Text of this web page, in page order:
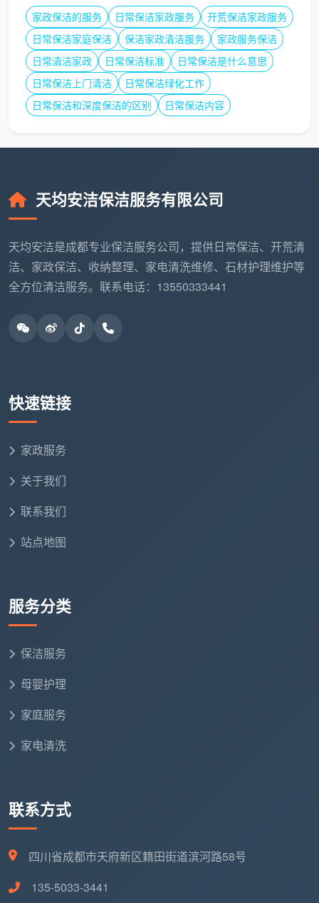
含：2个熟练保洁员连续工作7-8小时、大功率吸尘器和
全套专业工具、进口中性清洁剂、12项精保洁逐项验
收、72小时售后返工保障。
把这1300元拆开看：每人每小时约80-90元，包含
了人工、设备折旧、进口耗材和售后承诺。在成都，一
个普通日常保洁阿姨一小时也要50-60元，她手里只有
再回头问那个问题—— 100平开荒保洁收800元贵
的东西，完全是两套不同的服务。如果你在比的是“真正
能入住的标准”，那800元不是“便宜”，而是“不够”。
做表面四件事，漏掉的项目要自己买单；另一本是1300
元对应的12项精保洁——窗轨、柜内、漆点、五金件、
售后全包，合同锁定总价。
在成都天均安洁保洁，我们不会告诉你800元是贵
字列出来，让你自己对照、自己判断。准备给100平新
家做开荒的朋友，拿这两张清单去问任何一家公司——
家政保洁的服务 日常保洁家政服务
开荒保洁家政服务
日常保洁家庭保洁
保洁家政清洁服务
家政服务保洁
日常清洁家政
日常保洁标准
日常保洁是什么意思
日常保洁上门清洁
日常保洁绿化工作
日常保洁和深度保洁的区别
日常保洁内容
天均安洁保洁服务有限公司
天均安洁是成都专业保洁服务公司，提供日常保洁、开荒清
洁、家政保洁、收纳整理、家电清洗维修、石材护理维护等
全方位清洁服务。联系电话：13550333441
快速链接
家政服务
关于我们
联系我们
站点地图
服务分类
保洁服务
母婴护理
家庭服务
家电清洗
联系方式
四川省成都市天府新区籍田街道滨河路58号
135-5033-3441